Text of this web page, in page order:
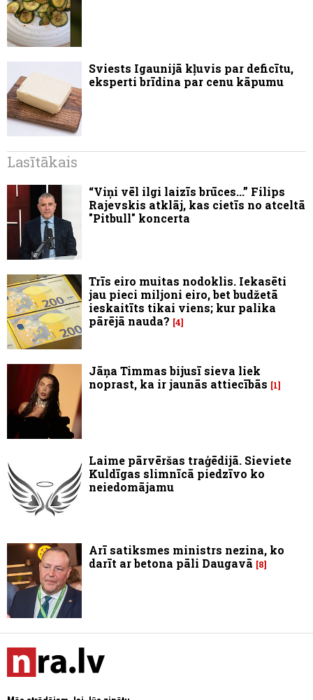
Sviests Igaunijā kļuvis par deficītu,
eksperti brīdina par cenu kāpumu
Lasītākais
“Viņi vēl ilgi laizīs brūces...” Filips
Rajevskis atklāj, kas cietīs no atceltā
"Pitbull" koncerta
Trīs eiro muitas nodoklis. Iekasēti
jau pieci miljoni eiro, bet budžetā
ieskaitīts tikai viens; kur palika
pārējā nauda? 4
Jāņa Timmas bijusī sieva liek
noprast, ka ir jaunās attiecībās
1
Laime pārvēršas traģēdijā. Sieviete
Kuldīgas slimnīcā piedzīvo ko
neiedomājamu
Arī satiksmes ministrs nezina, ko
darīt ar betona pāli Daugavā
8